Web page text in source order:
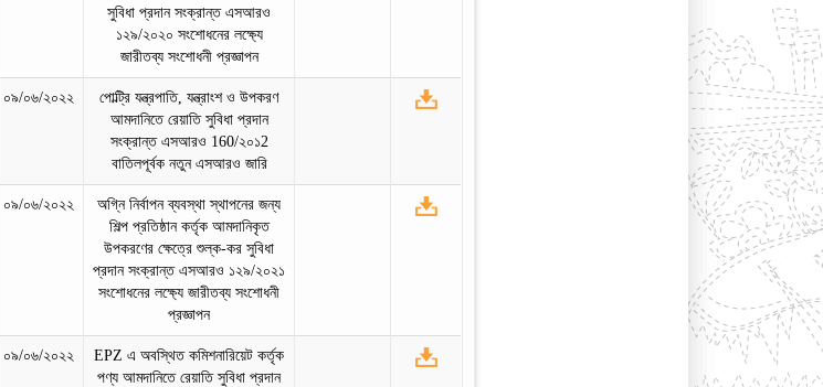
সুবিধা প্রদান সংক্রান্ত এসআরও
১২৯/২০২০ সংশোধনের লক্ষ্যে
জারীতব্য সংশোধনী প্রজ্ঞাপন
০৯/০৬/২০২২
পোল্ট্রি যন্ত্রপাতি, যন্ত্রাংশ ও উপকরণ
আমদানিতে রেয়াতি সুবিধা প্রদান
সংক্রান্ত এসআরও 160/২০১2
বাতিলপূর্বক নতুন এসআরও জারি
০৯/০৬/২০২২
অগ্নি নির্বাপন ব্যবস্থা স্থাপনের জন্য
শিল্প প্রতিষ্ঠান কর্তৃক আমদানিকৃত
উপকরণের ক্ষেত্রে শুল্ক-কর সুবিধা
প্রদান সংক্রান্ত এসআরও ১২৯/২০২১
সংশোধনের লক্ষ্যে জারীতব্য সংশোধনী
প্রজ্ঞাপন
০৯/০৬/২০২২
EPZ এ অবস্থিত কমিশনারিয়েট কর্তৃক
পণ্য আমদানিতে রেয়াতি সুবিধা প্রদান